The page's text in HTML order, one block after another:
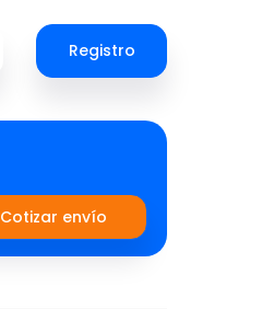
Registro
Cotizar envío